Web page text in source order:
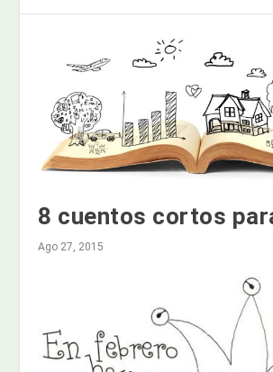
8 cuentos cortos
Ago 27, 2015